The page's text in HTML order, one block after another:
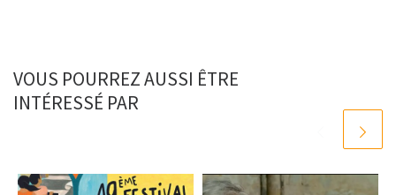
VOUS POURREZ AUSSI ÊTRE
INTÉRESSÉ PAR